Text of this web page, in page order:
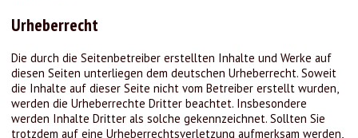
Urheberrecht
Die durch die Seitenbetreiber erstellten Inhalte und Werke auf
diesen Seiten unterliegen dem deutschen Urheberrecht. Soweit
die Inhalte auf dieser Seite nicht vom Betreiber erstellt wurden,
werden die Urheberrechte Dritter beachtet. Insbesondere
werden Inhalte Dritter als solche gekennzeichnet. Sollten Sie
trotzdem auf eine Urheberrechtsverletzung aufmerksam werden,